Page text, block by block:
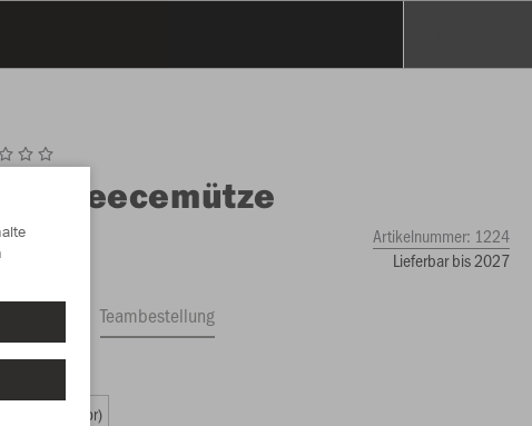
Fleecemütze
Artikelnummer: 1224
Lieferbar bis 2027
Teambestellung
2 (Senior)